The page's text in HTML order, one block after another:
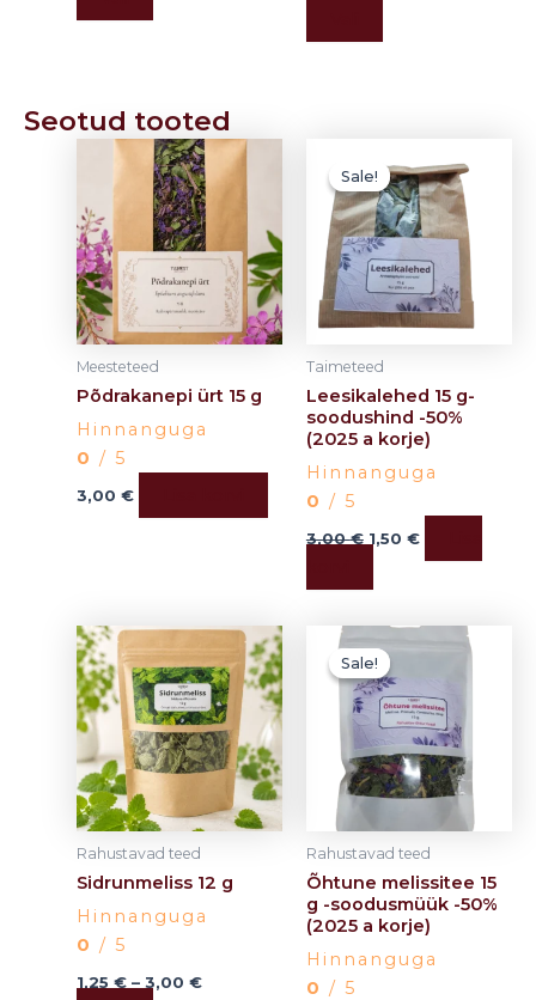
Seotud tooted
Meesteteed
Põdrakanepi ürt 15 g
Hinnanguga
0 / 5
3,00 €
Sale!
Sale!
Taimeteed
Leesikalehed 15 g-
soodushind -50%
(2025 a korje)
Hinnanguga
0 / 5
3,00€
hind
oli:
3,00 €.
1,50 €
price
is:
1,50 €.
Rahustavad teed
Sidrunmeliss 12 g
Hinnanguga
0 / 5
1,25 € – 3,00 €
Price
range:
1,25 €
through
3,00 €
product
has
multiple
variants.
options
on
product
Sale!
Sale!
Rahustavad teed
Õhtune melissitee 15
g -soodusmüük -50%
(2025 a korje)
Hinnanguga
0 / 5
Algne
hind
oli:
3,00 €.
Current
1,50 €.